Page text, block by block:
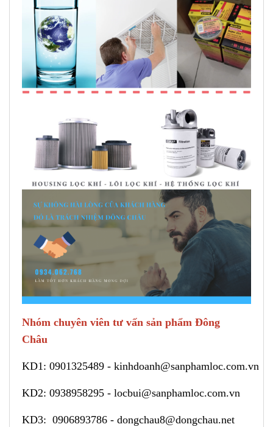
Nhóm chuyên viên tư vấn sản phẩm Đông
Châu
KD1: 0901325489 - kinhdoanh@sanphamloc.com.vn
KD2: 0938958295 - locbui@sanphamloc.com.vn
KD3: 0906893786 - dongchau8@dongchau.net